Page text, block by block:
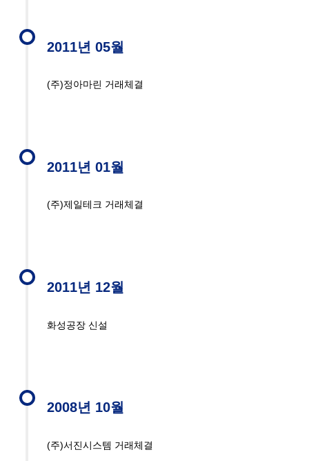
2011년 05월
(주)정아마린 거래체결
2011년 01월
(주)제일테크 거래체결
2011년 12월
화성공장 신설
2008년 10월
(주)서진시스템 거래체결